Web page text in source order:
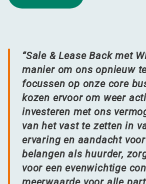
“Sale & Lease Back met
manier om ons opnieuw
focussen op onze core
kozen ervoor om weer
investeren met ons
van het vast te zetten in
ervaring en aandacht
belangen als huurder,
voor een evenwichtige